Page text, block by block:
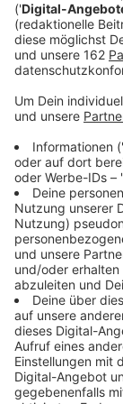
machen.
Veröffentlicht:
Comedy
Atze